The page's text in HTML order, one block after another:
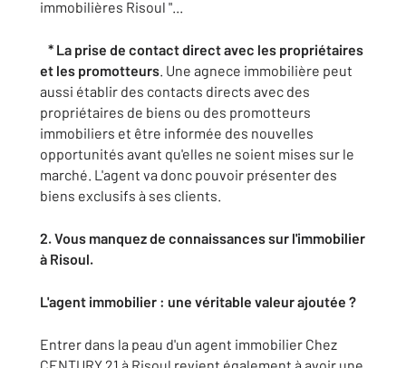
immobilières Risoul "...
* La prise de contact direct avec les propriétaires
et les promotteurs. Une agnece immobilière peut
aussi établir des contacts directs avec des
propriétaires de biens ou des promotteurs
immobiliers et être informée des nouvelles
opportunités avant qu'elles ne soient mises sur le
marché. L'agent va donc pouvoir présenter des
biens exclusifs à ses clients.
2. Vous manquez de connaissances sur l'immobilier
à Risoul.
L'agent immobilier : une véritable valeur ajoutée ?
Entrer dans la peau d'un agent immobilier Chez